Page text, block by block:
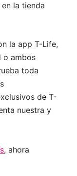
la tienda
la app T-Life,
o ambos
toda
de T-
nuestra y
, ahora